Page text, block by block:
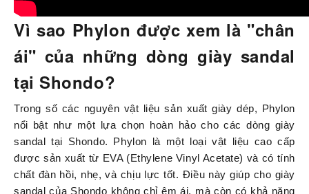
Vì sao Phylon được xem là "chân
ái" của những dòng giày sandal
tại Shondo?
Trong số các nguyên vật liệu sản xuất giày dép, Phylon
nổi bật như một lựa chọn hoàn hảo cho các dòng giày
sandal tại Shondo. Phylon là một loại vật liệu cao cấp
được sản xuất từ EVA (Ethylene Vinyl Acetate) và có tính
chất đàn hồi, nhẹ, và chịu lực tốt. Điều này giúp cho giày
sandal của Shondo không chỉ êm ái, mà còn có khả năng